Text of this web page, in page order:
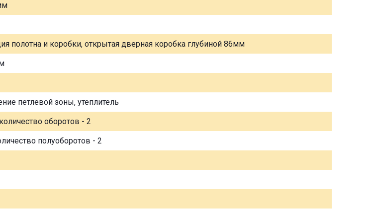
полотна и коробки, открытая дверная коробка глубиной 86мм
петлевой зоны, утеплитель
оборотов - 2
полуоборотов - 2